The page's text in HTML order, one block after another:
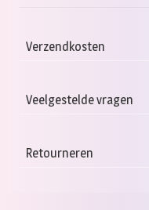
Verzendkosten
Veelgestelde vragen
Retourneren